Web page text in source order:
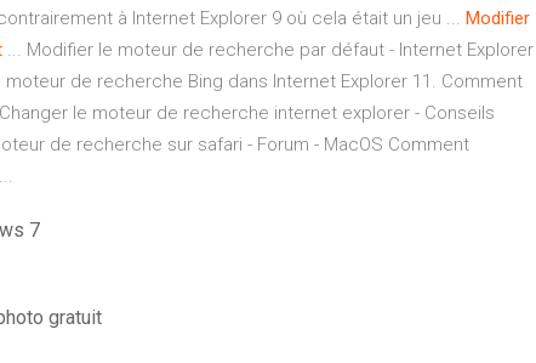
à Internet Explorer 9 où cela était un jeu ... Modifier
... Modifier le moteur de recherche par défaut - Internet Explorer
de recherche Bing dans Internet Explorer 11. Comment
le moteur de recherche internet explorer - Conseils
de recherche sur safari - Forum - MacOS Comment
7
gratuit